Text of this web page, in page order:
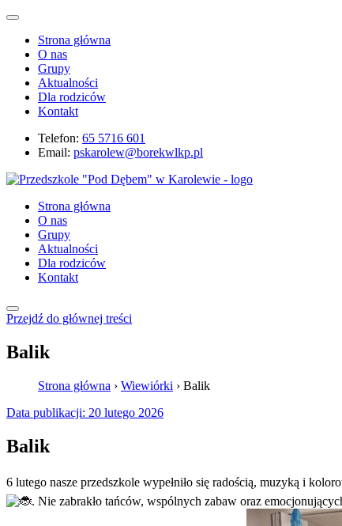
Strona główna
O nas
Grupy
Aktualności
Dla rodziców
Kontakt
Telefon: 65 5716 601
Email: pskarolew@borekwlkp.pl
Strona główna
O nas
Grupy
Aktualności
Dla rodziców
Kontakt
Przejdź do głównej treści
Balik
Strona główna › Wiewiórki › Balik
Data publikacji: 20 lutego 2026
Balik
6 lutego nasze przedszkole wypełniło się radością, muzyką i
. Nie zabrakło tańców, wspólnych zabaw oraz